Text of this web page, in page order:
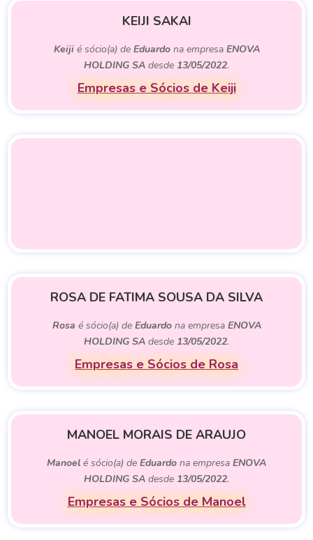
KEIJI SAKAI
Keijié sócio(a) de Eduardona empresa ENOVA
HOLDING SA desde 13/05/2022.
Empresas e Sócios de Keiji
ROSA DE FATIMA SOUSA DA SILVA
Rosa é sócio(a) de Eduardona empresa ENOVA
HOLDING SA desde 13/05/2022.
Empresas e Sócios de Rosa
MANOEL MORAIS DE ARAUJO
Manoel é sócio(a) de Eduardo na empresa ENOVA
HOLDING SA desde 13/05/2022.
Empresas e Sócios de Manoel